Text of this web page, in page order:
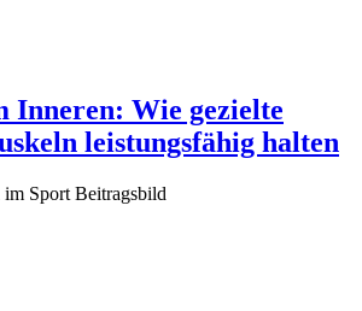
Inneren: Wie gezielte
leistungsfähig halten